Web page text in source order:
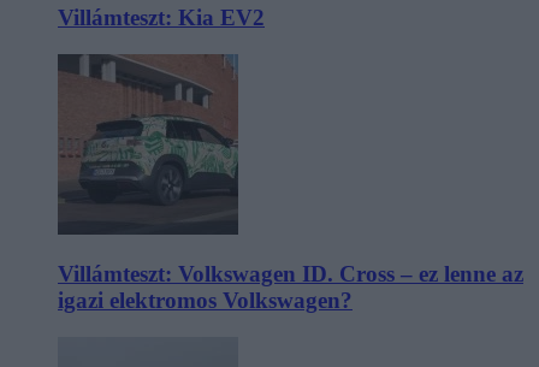
Villámteszt: Kia EV2
Villámteszt: Volkswagen ID. Cross – ez lenne az
igazi elektromos Volkswagen?